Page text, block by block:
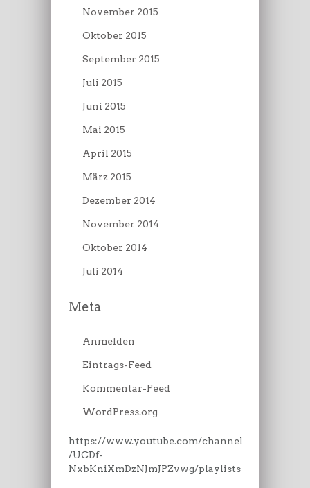
November 2015
Oktober 2015
September 2015
Juli 2015
Juni 2015
Mai 2015
April 2015
März 2015
Dezember 2014
November 2014
Oktober 2014
Juli 2014
Meta
Anmelden
Eintrags-Feed
Kommentar-Feed
WordPress.org
https://www.youtube.com/channel
/UCDf-
NxbKniXmDzNJmJPZvwg/playlists